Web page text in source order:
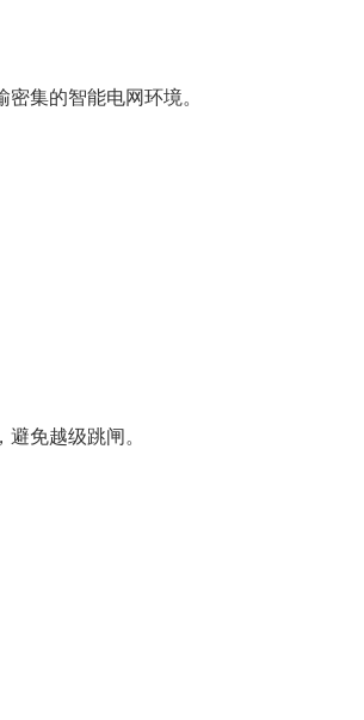
集的智能电网环境。
免越级跳闸。